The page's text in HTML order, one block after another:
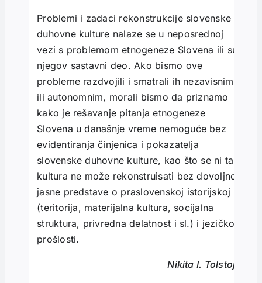
Problemi i zadaci rekonstrukcije slovenske
duhovne kulture nalaze se u neposrednoj
vezi s problemom etnogeneze Slovena ili su
njegov sastavni deo. Ako bismo ove
probleme razdvojili i smatrali ih nezavisnim
ili autonomnim, morali bismo da priznamo
kako je rešavanje pitanja etnogeneze
Slovena u današnje vreme nemoguće bez
evidentiranja činjenica i pokazatelja
slovenske duhovne kulture, kao što se ni ta
kultura ne može rekonstruisati bez dovoljno
jasne predstave o praslovenskoj istorijskoj
(teritorija, materijalna kultura, socijalna
struktura, privredna delatnost i sl.) i jezičkoj
prošlosti.
Nikita I. Tolstoj